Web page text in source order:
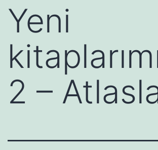
Yeni
2 –